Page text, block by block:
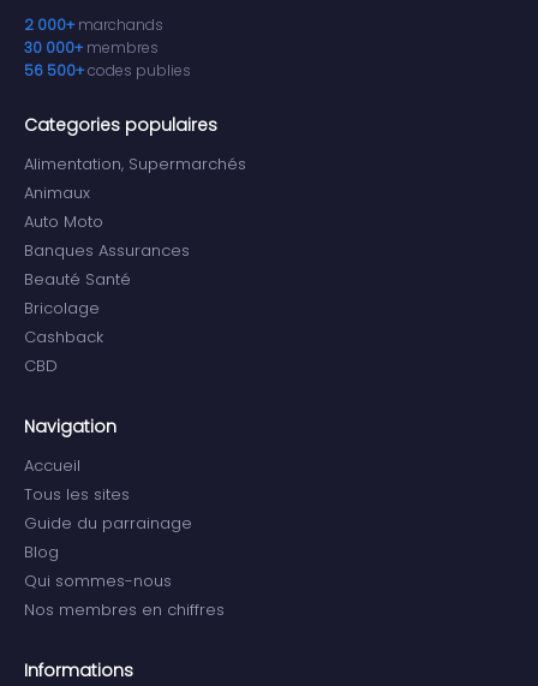
2 000+ marchands
30 000+ membres
56 500+codes publies
Categories populaires
Alimentation, Supermarchés
Animaux
Auto Moto
Banques Assurances
Beauté Santé
Bricolage
Cashback
CBD
Navigation
Accueil
Tous les sites
Guide du parrainage
Blog
Qui sommes-nous
Nos membres en chiffres
Informations